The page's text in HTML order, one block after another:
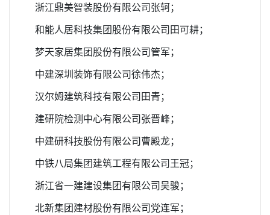
浙江鼎美智装股份有限公司张轲；
和能人居科技集团股份有限公司田可耕；
梦天家居集团股份有限公司管军；
中建深圳装饰有限公司徐伟杰；
汉尔姆建筑科技有限公司田青；
建研院检测中心有限公司张晋峰；
中建研科技股份有限公司曹殿龙；
中铁八局集团建筑工程有限公司王冠；
浙江省一建建设集团有限公司吴骏；
北新集团建材股份有限公司党连军；